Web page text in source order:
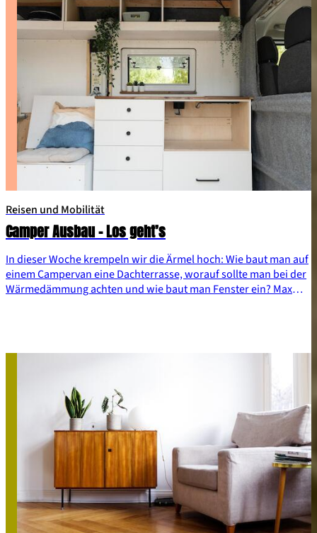
Reisen und Mobilität
Camper Ausbau – Los geht’s
In dieser Woche krempeln wir die Ärmel hoch: Wie baut man auf
einem Campervan eine Dachterrasse, worauf sollte man bei der
Wärmedämmung achten und wie baut man Fenster ein? Max